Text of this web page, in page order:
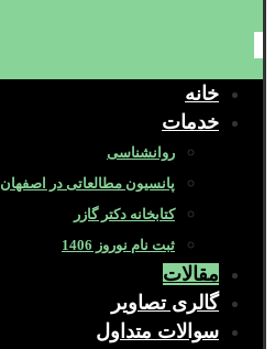
خانه
خدمات
روانشناسی
پانسیون مطالعاتی در اصفهان
کتابخانه دکتر گازر
ثبت نام نوروز 1406
مقالات
گالری تصاویر
سوالات متداول